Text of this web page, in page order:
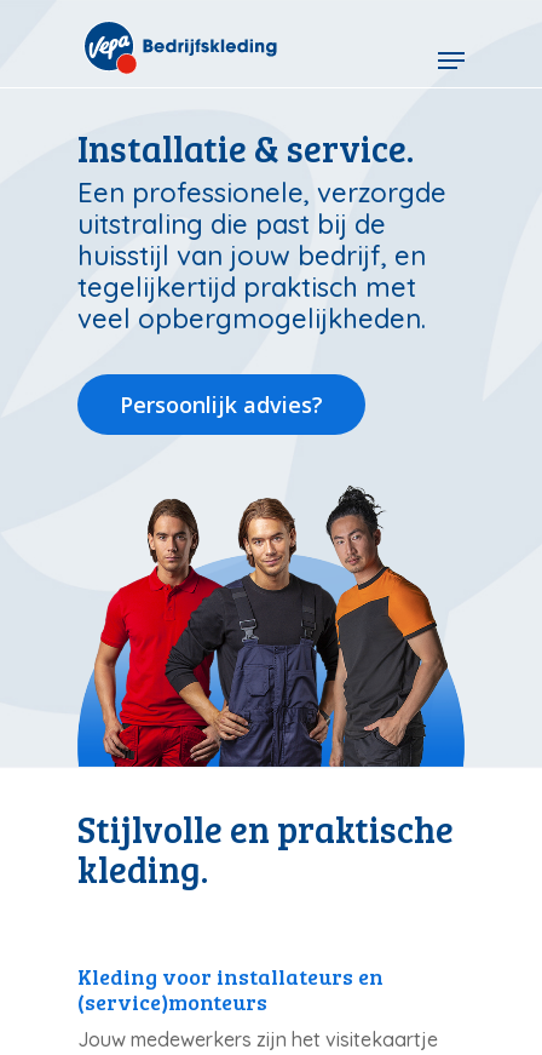
Menu
Installatie & service.
Een professionele, verzorgde
uitstraling die past bij de
huisstijl van jouw bedrijf, en
tegelijkertijd praktisch met
veel opbergmogelijkheden.
Persoonlijk advies?
Stijlvolle en praktische
kleding.
Kleding voor installateurs en
(service)monteurs
Jouw medewerkers zijn het visitekaartje